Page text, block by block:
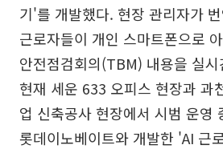
기'를 개발했다. 현장 관리자가
근로자들이 개인 스마트폰으로
안전점검회의(TBM) 내용을 실
현재 세운 633 오피스 현장과 과
업 신축공사 현장에서 시범 운영
롯데이노베이트와 개발한 'AI 근